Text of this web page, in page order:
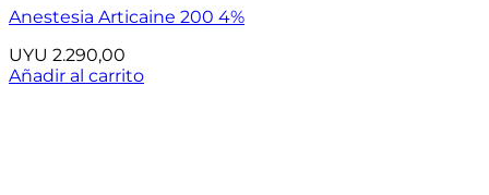
Anestesia Articaine 200 4%
UYU 2.290,00
Añadir al carrito